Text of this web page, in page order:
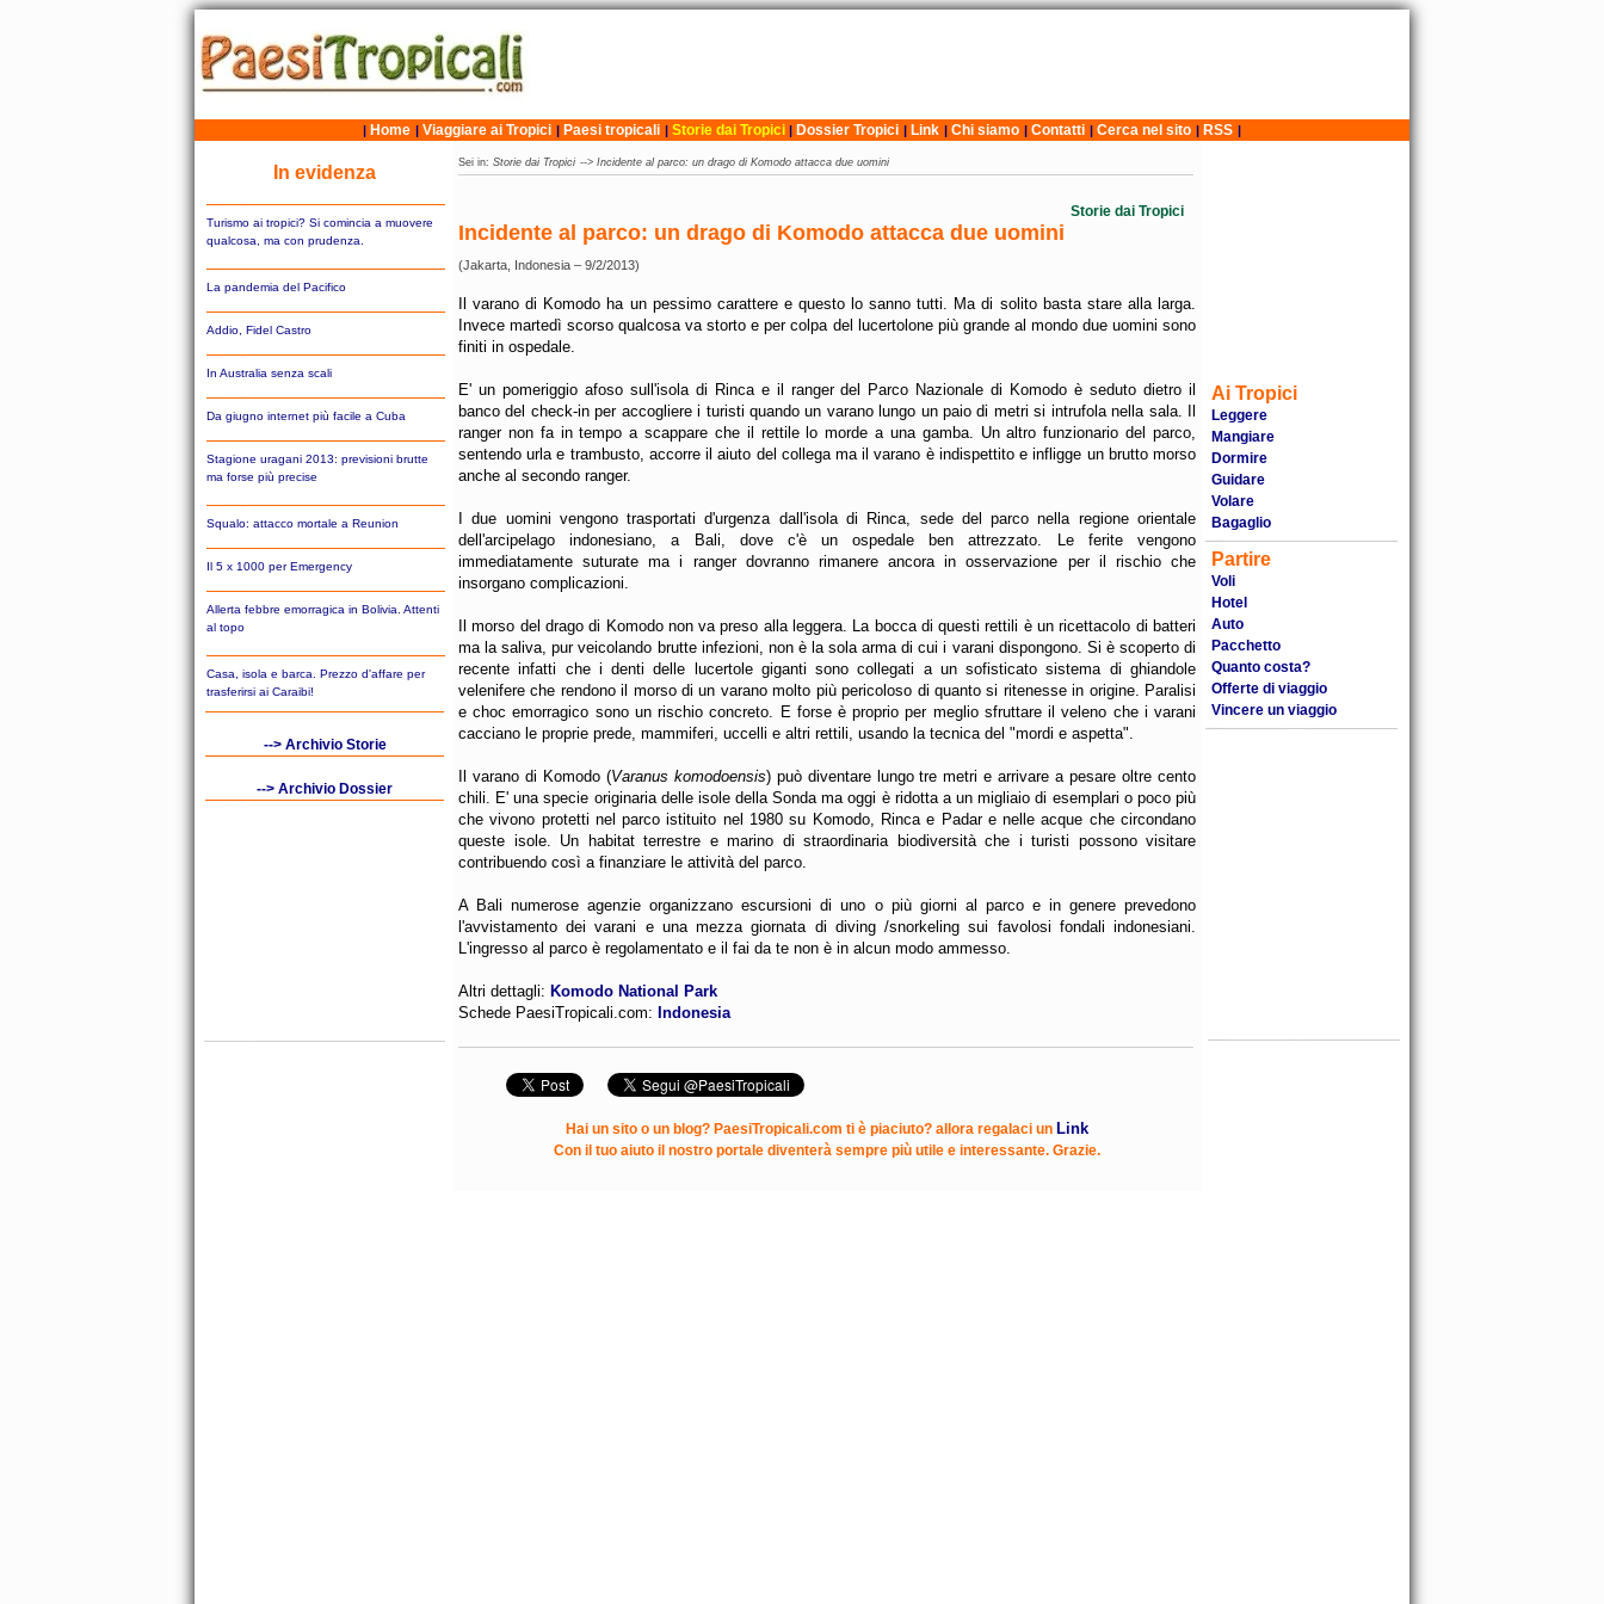
| Home | Viaggiare ai Tropici | Paesi tropicali | Storie dai Tropici | Dossier Tropici | Link | Chi siamo | Contatti | Cerca nel sito | RSS |
In evidenza
Turismo ai tropici? Si comincia a muovere
qualcosa, ma con prudenza.
La pandemia del Pacifico
Addio, Fidel Castro
In Australia senza scali
Da giugno internet più facile a Cuba
Stagione uragani 2013: previsioni brutte
ma forse più precise
Squalo: attacco mortale a Reunion
Il 5 x 1000 per Emergency
Allerta febbre emorragica in Bolivia. Attenti
al topo
Casa, isola e barca. Prezzo d'affare per
trasferirsi ai Caraibi!
--> Archivio Storie
--> Archivio Dossier
Sei in: Storie dai Tropici --> Incidente al parco: un drago di Komodo attacca due uomini
Storie dai Tropici
Incidente al parco: un drago di Komodo attacca due uomini
(Jakarta, Indonesia – 9/2/2013)
Il varano di Komodo ha un pessimo carattere e questo lo sanno tutti. Ma di solito basta stare alla larga.
Invece martedì scorso qualcosa va storto e per colpa del lucertolone più grande al mondo due uomini sono
finiti in ospedale.
E' un pomeriggio afoso sull'isola di Rinca e il ranger del Parco Nazionale di Komodo è seduto dietro il
banco del check-in per accogliere i turisti quando un varano lungo un paio di metri si intrufola nella sala. Il
ranger non fa in tempo a scappare che il rettile lo morde a una gamba. Un altro funzionario del parco,
sentendo urla e trambusto, accorre il aiuto del collega ma il varano è indispettito e infligge un brutto morso
anche al secondo ranger.
I due uomini vengono trasportati d'urgenza dall'isola di Rinca, sede del parco nella regione orientale
dell'arcipelago indonesiano, a Bali, dove c'è un ospedale ben attrezzato. Le ferite vengono
immediatamente suturate ma i ranger dovranno rimanere ancora in osservazione per il rischio che
insorgano complicazioni.
Il morso del drago di Komodo non va preso alla leggera. La bocca di questi rettili è un ricettacolo di batteri
ma la saliva, pur veicolando brutte infezioni, non è la sola arma di cui i varani dispongono. Si è scoperto di
recente infatti che i denti delle lucertole giganti sono collegati a un sofisticato sistema di ghiandole
velenifere che rendono il morso di un varano molto più pericoloso di quanto si ritenesse in origine. Paralisi
e choc emorragico sono un rischio concreto. E forse è proprio per meglio sfruttare il veleno che i varani
cacciano le proprie prede, mammiferi, uccelli e altri rettili, usando la tecnica del "mordi e aspetta".
Il varano di Komodo (Varanus komodoensis) può diventare lungo tre metri e arrivare a pesare oltre cento
chili. E' una specie originaria delle isole della Sonda ma oggi è ridotta a un migliaio di esemplari o poco più
che vivono protetti nel parco istituito nel 1980 su Komodo, Rinca e Padar e nelle acque che circondano
queste isole. Un habitat terrestre e marino di straordinaria biodiversità che i turisti possono visitare
contribuendo così a finanziare le attività del parco.
A Bali numerose agenzie organizzano escursioni di uno o più giorni al parco e in genere prevedono
l'avvistamento dei varani e una mezza giornata di diving /snorkeling sui favolosi fondali indonesiani.
L'ingresso al parco è regolamentato e il fai da te non è in alcun modo ammesso.
Altri dettagli: Komodo National Park
Schede PaesiTropicali.com: Indonesia
Hai un sito o un blog? PaesiTropicali.com ti è piaciuto? allora regalaci un Link
Con il tuo aiuto il nostro portale diventerà sempre più utile e interessante. Grazie.
Ai Tropici
Leggere
Mangiare
Dormire
Guidare
Volare
Bagaglio
Partire
Voli
Hotel
Auto
Pacchetto
Quanto costa?
Offerte di viaggio
Vincere un viaggio